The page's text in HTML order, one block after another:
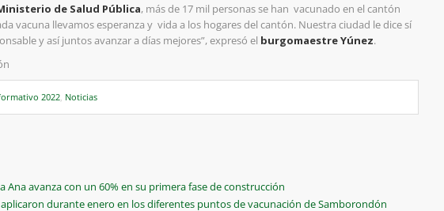
de Salud Pública, más de 17 mil personas se han vacunado en el cantón
vacuna llevamos esperanza y vida a los hogares del cantón. Nuestra ciudad le dice sí
y así juntos avanzar a días mejores”, expresó el burgomaestre Yúnez.
2022 Noticias
Ana avanza con un 60% en su primera fase de construcción
aplicaron durante enero en los diferentes puntos de vacunación de Samborondón